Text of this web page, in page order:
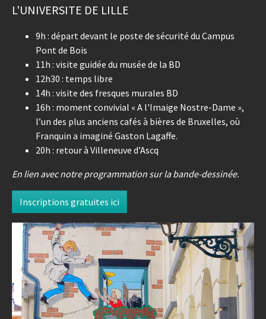
L'UNIVERSITE DE LILLE
9h : départ devant le poste de sécurité du Campus
Pont de Bois
11h : visite guidée du musée de la BD
12h30 : temps libre
14h : visite des fresques murales BD
16h : moment convivial « A l'Imaige Nostre-Dame »,
l’un des plus anciens cafés à bières de Bruxelles, où
Franquin a imaginé Gaston Lagaffe.
20h : retour à Villeneuve d’Ascq
En lien avec notre programmation sur la bande-dessinée.
Inscriptions gratuites ici